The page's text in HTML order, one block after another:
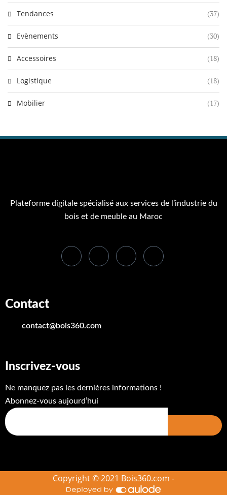
Tendances (37)
Evènements (30)
Accessoires (18)
Logistique (18)
Mobilier (17)
Plateforme digitale spécialisé aux services de l’industrie du
bois et de meuble au Maroc
Contact
contact@bois360.com
Inscrivez-vous
Ne manquez pas les dernières informations !
Abonnez-vous aujourd’hui
Copyright © 2021 Bois360.com -